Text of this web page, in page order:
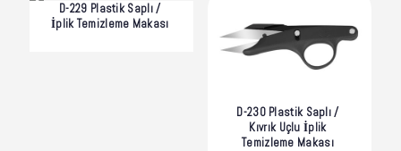
D-229 Plastik Saplı /
İplik Temizleme Makası
D-230 Plastik Saplı /
Kıvrık Uçlu İplik
Temizleme Makası